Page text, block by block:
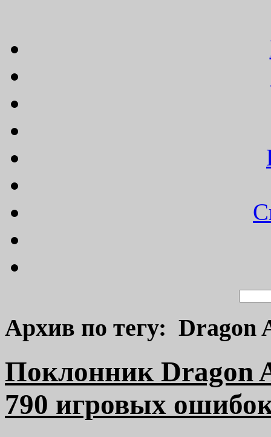
Архив по тегу: Dragon
Поклонник Dragon
790 игровых